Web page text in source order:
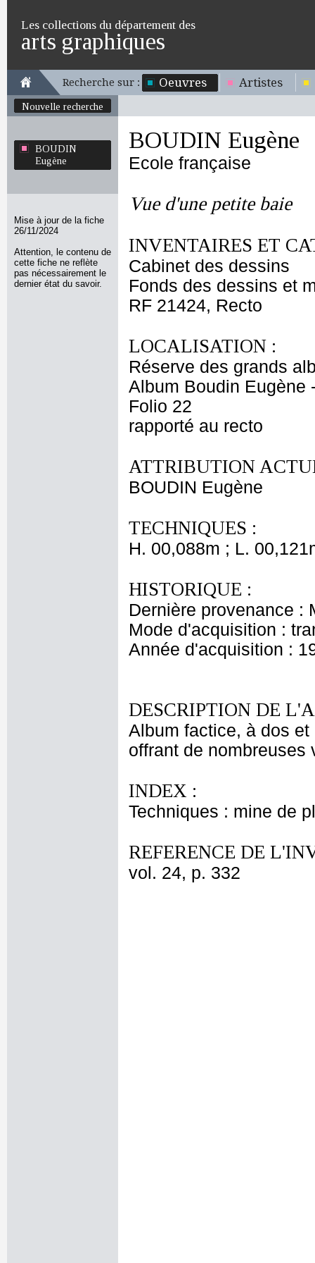
Les collections du département des
arts graphiques
Recherche sur : Oeuvres Artistes
Nouvelle recherche
BOUDIN
Eugène
Mise à jour de la fiche
26/11/2024
Attention, le contenu de
cette fiche ne reflète
pas nécessairement le
dernier état du savoir.
BOUDIN Eugène
Ecole française
Vue d'une petite baie
INVENTAIRES ET
Cabinet des dessins
Fonds des dessins et
RF 21424, Recto
LOCALISATION :
Réserve des grands
Album Boudin Eugène
Folio 22
rapporté au recto
ATTRIBUTION
BOUDIN Eugène
TECHNIQUES :
H. 00,088m ; L.
HISTORIQUE :
Dernière provenance :
Mode d'acquisition :
Année d'acquisition :
DESCRIPTION DE
Album factice, à dos
offrant de nombreuses
INDEX :
Techniques : mine de
REFERENCE DE
vol. 24, p. 332